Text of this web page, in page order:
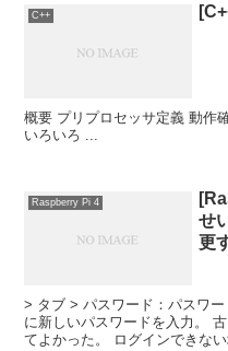
C++
概要 プリプロセッサ定義 動作
いろいろ ...
Raspberry Pi 4
せ
更
> タブ > パスワード：パスワ
に新しいパスワードを入力。
てよかった。 ログインできな